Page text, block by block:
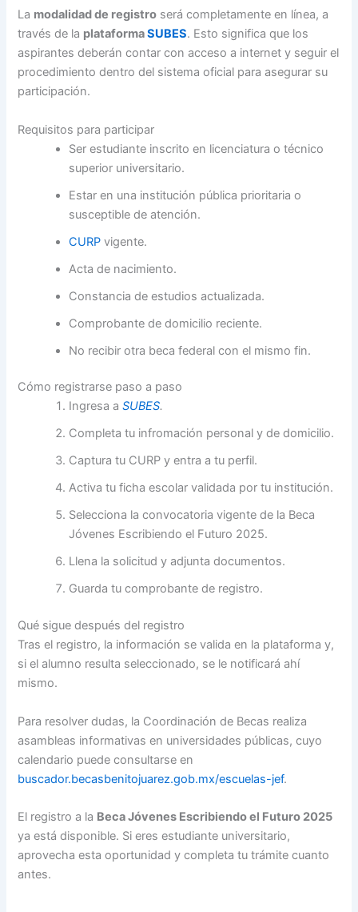
La modalidad de registro será completamente en línea, a
través de la plataformaSUBES. Esto significa que los
aspirantes deberán contar con acceso a internet y seguir el
procedimiento dentro del sistema oficial para asegurar su
participación.
Requisitos para participar
Ser estudiante inscrito en licenciatura o técnico
superior universitario.
Estar en una institución pública prioritaria o
susceptible de atención.
CURP vigente.
Acta de nacimiento.
Constancia de estudios actualizada.
Comprobante de domicilio reciente.
No recibir otra beca federal con el mismo fin.
Cómo registrarse paso a paso
Ingresa aSUBES.
Completa tu infromación personal y de domicilio.
Captura tu CURP y entra a tu perfil.
Activa tu ficha escolar validada por tu institución.
Selecciona la convocatoria vigente de la Beca
Jóvenes Escribiendo el Futuro 2025.
Llena la solicitud y adjunta documentos.
Guarda tu comprobante de registro.
Qué sigue después del registro
Tras el registro, la información se valida en la plataforma y,
si el alumno resulta seleccionado, se le notificará ahí
mismo.
Para resolver dudas, la Coordinación de Becas realiza
asambleas informativas en universidades públicas, cuyo
calendario puede consultarse en
buscador.becasbenitojuarez.gob.mx/escuelas-jef.
El registro a la Beca Jóvenes Escribiendo el Futuro 2025
ya está disponible. Si eres estudiante universitario,
aprovecha esta oportunidad y completa tu trámite cuanto
antes.